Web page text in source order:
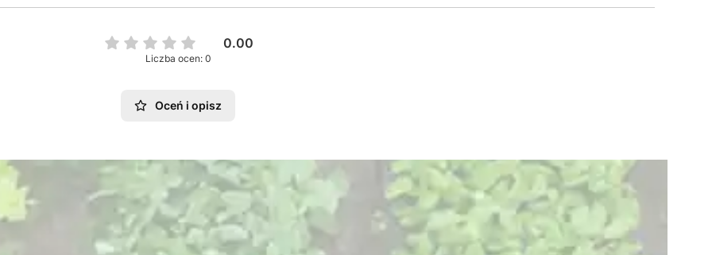
0.00
Liczba ocen: 0
Oceń i opisz